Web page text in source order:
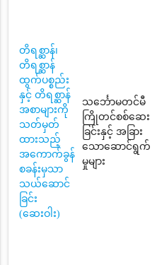
တိရစ္ဆာန်၊
တိရစ္ဆာန်
ထွက်ပစ္စည်း
နှင့် တိရစ္ဆာန်
အစာများကို
သတ်မှတ်
ထားသည့်
အကောက်ခွန်
စခန်းမှသာ
သယ်ဆောင်
ခြင်း
(ဆေးဝါး)
သင်္ဘောမတင်မီ
ကြိုတင်စစ်ဆေး
ခြင်းနှင့် အခြား
သောဆောင်ရွက်
မှုများ